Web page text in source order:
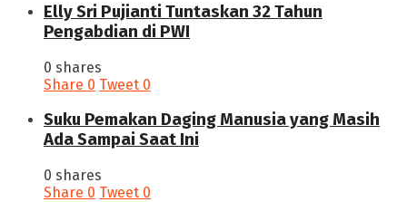
Elly Sri Pujianti Tuntaskan 32 Tahun
Pengabdian di PWI
0 shares
Share 0 Tweet 0
‎Suku Pemakan Daging Manusia yang Masih
Ada Sampai Saat Ini
0 shares
Share 0 Tweet 0